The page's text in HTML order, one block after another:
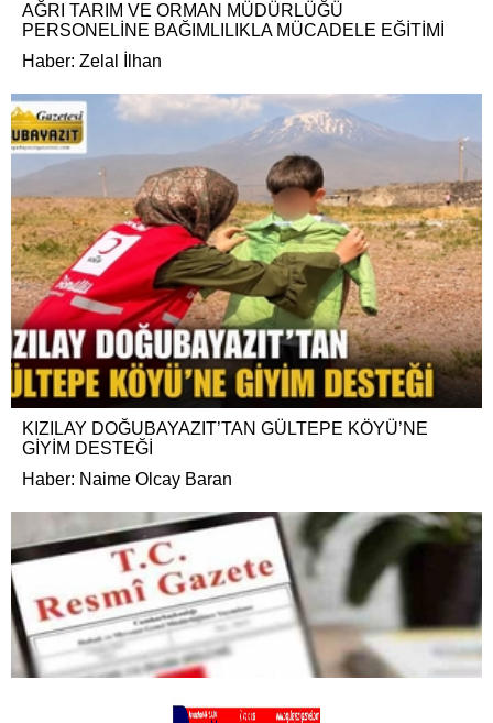
AĞRI TARIM VE ORMAN MÜDÜRLÜĞÜ
PERSONELİNE BAĞIMLILIKLA MÜCADELE EĞİTİMİ
Haber: Zelal İlhan
KIZILAY DOĞUBAYAZIT’TAN GÜLTEPE KÖYÜ’NE
GİYİM DESTEĞİ
Haber: Naime Olcay Baran